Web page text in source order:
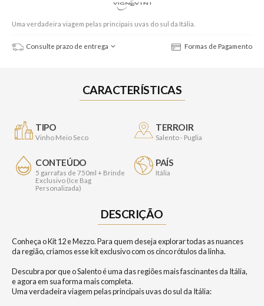
Uma verdadeira viagem pelas principais uvas do sul da Itália.
Consulte prazo de entrega Formas de Pagamento
CARACTERÍSTICAS
TIPO
Vinho Meio Seco
TERROIR
Salento - Puglia
CONTEÚDO
5 garrafas de 750ml + Brinde
Exclusivo (Ice Bag
Personalizada)
PAÍS
Itália
DESCRIÇÃO
Conheça o Kit 12 e Mezzo. Para quem deseja explorar todas as nuances
da região, criamos esse kit exclusivo com os cinco rótulos da linha.
Descubra por que o Salento é uma das regiões mais fascinantes da Itália,
e agora em sua forma mais completa.
Uma verdadeira viagem pelas principais uvas do sul da Itália: